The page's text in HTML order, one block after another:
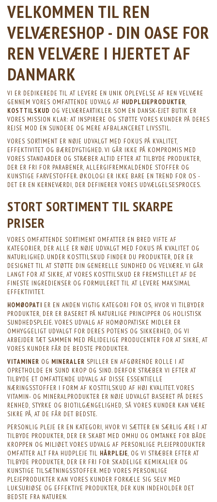
VELKOMMEN TIL REN
VELVÆRESHOP - DIN OASE FOR
REN VELVÆRE I HJERTET AF
DANMARK
VI ER DEDIKEREDE TIL AT LEVERE EN UNIK OPLEVELSE AF REN VELVÆRE
GENNEM VORES OMFATTENDE UDVALG AF HUDPLEJEPRODUKTER,
KOSTTILSKUD OG VELVÆREARTIKLER. SOM EN DANSK-EJET BUTIK ER
VORES MISSION KLAR: AT INSPIRERE OG STØTTE VORES KUNDER PÅ DERES
REJSE MOD EN SUNDERE OG MERE AFBALANCERET LIVSSTIL.
VORES SORTIMENT ER NØJE UDVALGT MED FOKUS PÅ KVALITET,
EFFEKTIVITET OG BÆREDYGTIGHED. VI GÅR IKKE PÅ KOMPROMIS MED
VORES STANDARDER OG STRÆBER ALTID EFTER AT TILBYDE PRODUKTER,
DER ER FRI FOR PARABENER, ALLERGIFREMKALDENDE STOFFER OG
KUNSTIGE FARVESTOFFER. ØKOLOGI ER IKKE BARE EN TREND FOR OS -
DET ER EN KERNEVÆRDI, DER DEFINERER VORES UDVÆLGELSESPROCES.
STORT SORTIMENT TIL SKARPE
PRISER
VORES OMFATTENDE SORTIMENT OMFATTER EN BRED VIFTE AF
KATEGORIER, DER ALLE ER NØJE UDVALGT MED FOKUS PÅ KVALITET OG
NATURLIGHED. UNDER KOSTTILSKUD FINDER DU PRODUKTER, DER ER
DESIGNET TIL AT STØTTE DIN GENERELLE SUNDHED OG VELVÆRE. VI GÅR
LANGT FOR AT SIKRE, AT VORES KOSTTILSKUD ER FREMSTILLET AF DE
FINESTE INGREDIENSER OG FORMULERET TIL AT LEVERE MAKSIMAL
EFFEKTIVITET.
HOMØOPATI ER EN ANDEN VIGTIG KATEGORI FOR OS, HVOR VI TILBYDER
PRODUKTER, DER ER BASERET PÅ NATURLIGE PRINCIPPER OG HOLISTISK
SUNDHEDSPLEJE. VORES UDVALG AF HOMØOPATISKE MIDLER ER
OMHYGGELIGT UDVALGT FOR DERES POTENS OG SIKKERHED, OG VI
ARBEJDER TÆT SAMMEN MED PÅLIDELIGE PRODUCENTER FOR AT SIKRE, AT
VORES KUNDER FÅR DE BEDSTE PRODUKTER.
VITAMINER OG MINERALER SPILLER EN AFGØRENDE ROLLE I AT
OPRETHOLDE EN SUND KROP OG SIND. DERFOR STRÆBER VI EFTER AT
TILBYDE ET OMFATTENDE UDVALG AF DISSE ESSENTIELLE
NÆRINGSSTOFFER I FORM AF KOSTTILSKUD AF HØJ KVALITET. VORES
VITAMIN- OG MINERALPRODUKTER ER NØJE UDVALGT BASERET PÅ DERES
RENHED, STYRKE OG BIOTILGÆNGELIGHED, SÅ VORES KUNDER KAN VÆRE
SIKRE PÅ, AT DE FÅR DET BEDSTE.
PERSONLIG PLEJE ER EN KATEGORI, HVOR VI SÆTTER EN SÆRLIG ÆRE I AT
TILBYDE PRODUKTER, DER ER SKABT MED OMHU OG OMTANKE FOR BÅDE
KROPPEN OG MILJØET. VORES UDVALG AF PERSONLIGE PLEJEPRODUKTER
OMFATTER ALT FRA HUDPLEJE TIL HÅRPLEJE, OG VI STRÆBER EFTER AT
TILBYDE PRODUKTER, DER ER FRI FOR SKADELIGE KEMIKALIER OG
KUNSTIGE TILSÆTNINGSSTOFFER. MED VORES PERSONLIGE
PLEJEPRODUKTER KAN VORES KUNDER FORKÆLE SIG SELV MED
LUKSURIØSE OG EFFEKTIVE PRODUKTER, DER KUN INDEHOLDER DET
BEDSTE FRA NATUREN.